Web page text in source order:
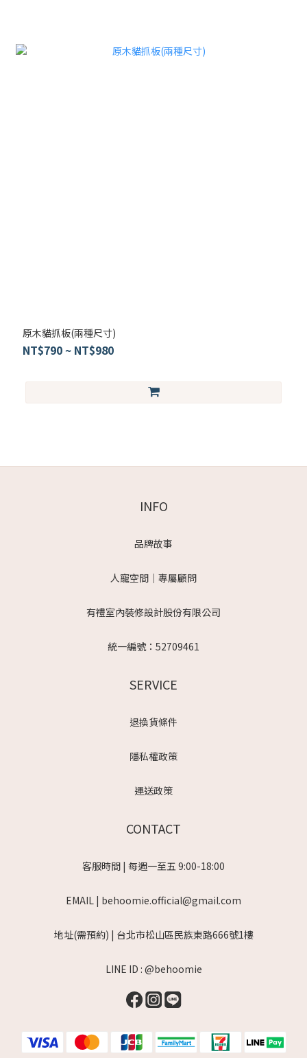
原木貓抓板(兩種尺寸)
NT$790 ~ NT$980
INFO
品牌故事
人寵空間｜專屬顧問
有禮室內裝修設計股份有限公司
統一編號：52709461
SERVICE
退換貨條件
隱私權政策
運送政策
CONTACT
客服時間 | 每週一至五 9:00-18:00
EMAIL | behoomie.official@gmail.com
地址(需預約) | 台北市松山區民族東路666號1樓
LINE ID : @behoomie